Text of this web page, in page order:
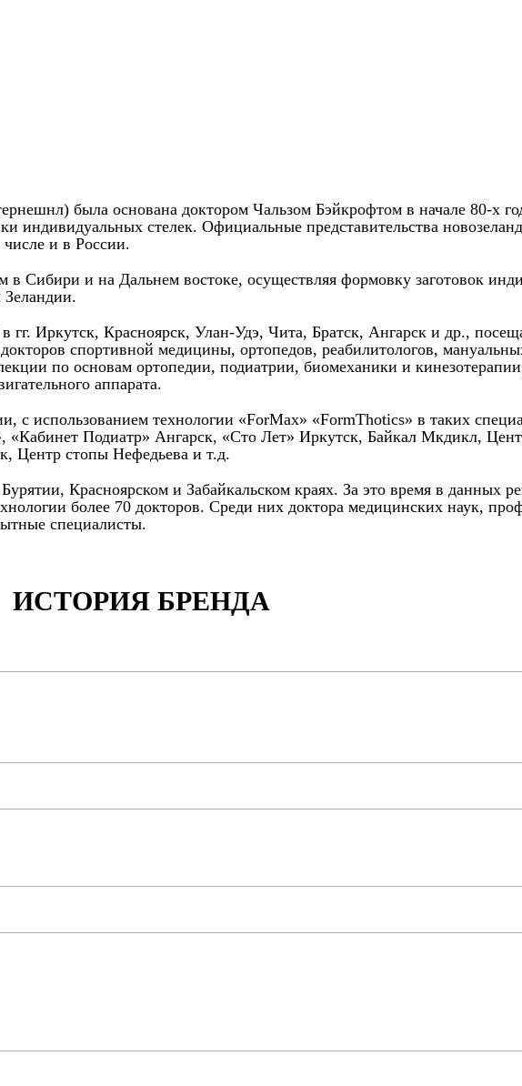
была основана доктором Чальзом Бэйкрофтом в начале 80-х
индивидуальных стелек. Официальные представительства
и в России.
Сибири и на Дальнем востоке, осуществляя формовку заготовок
Иркутск, Красноярск, Улан-Удэ, Чита, Братск, Ангарск и др.,
спортивной медицины, ортопедов, реабилитологов,
по основам ортопедии, подиатрии, биомеханики и
аппарата.
с использованием технологии «ForMax» «FormThotics» в таких
Подиатр» Ангарск, «Сто Лет» Иркутск, Байкал Мкдикл,
Центр стопы Нефедьева и т.д.
Красноярском и Забайкальском краях. За это время в данных
более 70 докторов. Среди них доктора медицинских наук,
специалисты.
ИСТОРИЯ БРЕНДА